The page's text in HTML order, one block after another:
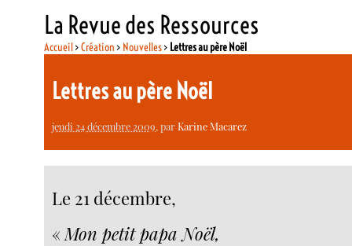
La Revue des Ressources
Accueil>Création > Nouvelles> Lettres au père Noël
Lettres au père Noël
jeudi 24 décembre 2009, parKarine Macarez
Le 21 décembre,
«Mon petit papa Noël,